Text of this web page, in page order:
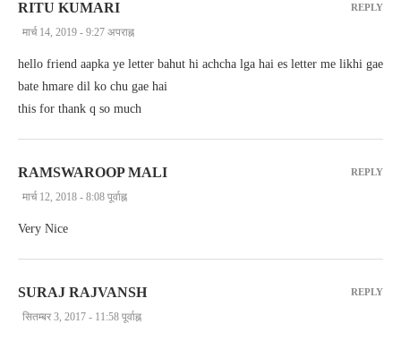
RITU KUMARI
मार्च 14, 2019 - 9:27 अपराह्न
hello friend aapka ye letter bahut hi achcha lga hai es letter me likhi gae
bate hmare dil ko chu gae hai
this for thank q so much
REPLY
RAMSWAROOP MALI
मार्च 12, 2018 - 8:08 पूर्वाह्न
Very Nice
REPLY
SURAJ RAJVANSH
सितम्बर 3, 2017 - 11:58 पूर्वाह्न
REPLY